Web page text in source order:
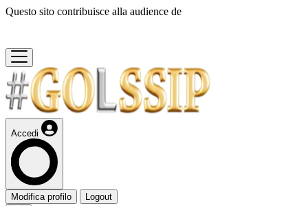
Questo sito contribuisce alla audience de
Accedi
Modifica profilo Logout